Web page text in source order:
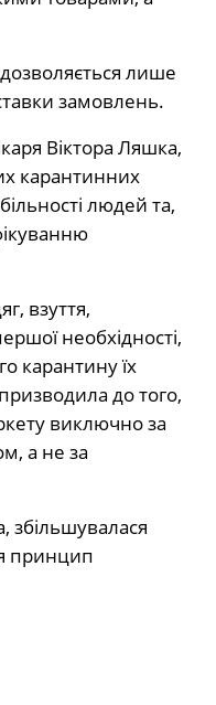
лише
замовлень.
Віктора Ляшка,
карантинних
людей та,
взуття,
необхідності,
карантину їх
до того,
виключно за
а не за
збільшувалася
принцип